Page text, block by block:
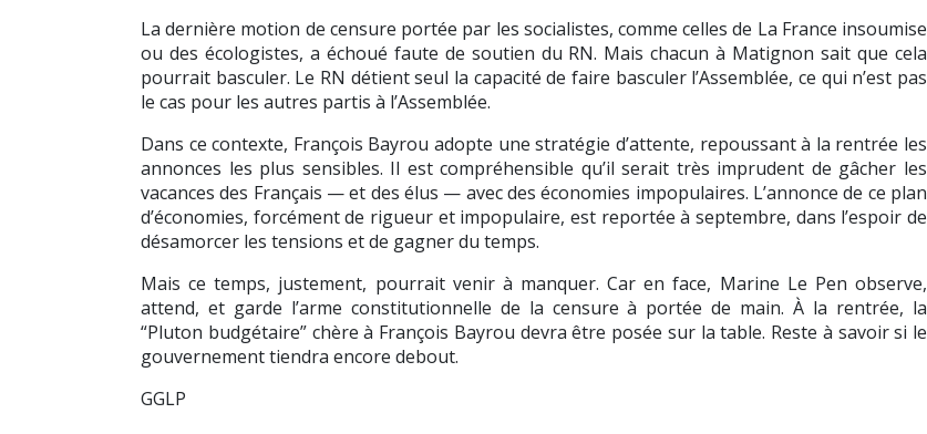
La dernière motion de censure portée par les socialistes, comme celles de La France insoumise
ou des écologistes, a échoué faute de soutien du RN. Mais chacun à Matignon sait que cela
pourrait basculer. Le RN détient seul la capacité de faire basculer l’Assemblée, ce qui n’est pas
le cas pour les autres partis à l’Assemblée.
Dans ce contexte, François Bayrou adopte une stratégie d’attente, repoussant à la rentrée les
annonces les plus sensibles. Il est compréhensible qu’il serait très imprudent de gâcher les
vacances des Français — et des élus — avec des économies impopulaires. L’annonce de ce plan
d’économies, forcément de rigueur et impopulaire, est reportée à septembre, dans l’espoir de
désamorcer les tensions et de gagner du temps.
Mais ce temps, justement, pourrait venir à manquer. Car en face, Marine Le Pen observe,
attend, et garde l’arme constitutionnelle de la censure à portée de main. À la rentrée, la
“Pluton budgétaire” chère à François Bayrou devra être posée sur la table. Reste à savoir si le
gouvernement tiendra encore debout.
GGLP